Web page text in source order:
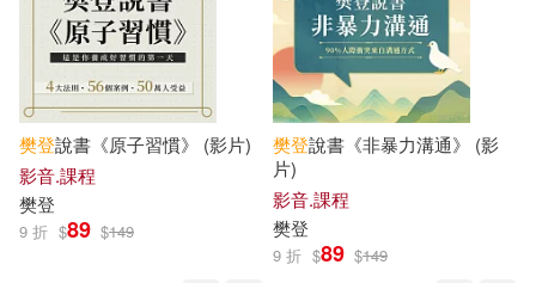
樊登說書《原子習慣》 (影片)
影音.課程
樊登
9 折 $89 $149
樊登說書《非暴力溝通》 (影
片)
影音.課程
樊登
9 折 $89 $149